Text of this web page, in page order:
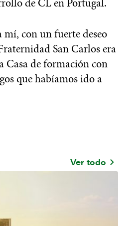
con un fuerte deseo
San Carlos era
Casa de formación con
que habíamos ido a
Ver todo